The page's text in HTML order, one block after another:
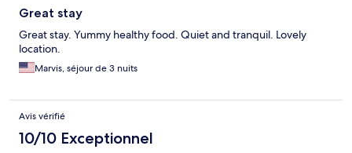
Great stay
Great stay. Yummy healthy food. Quiet and tranquil. Lovely
location.
Marvis, séjour de 3 nuits
Avis vérifié
10/10 Exceptionnel